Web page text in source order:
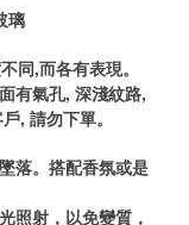
璃
同,而各有表現。
有氣孔, 深淺紋路,
, 請勿下單。
落。搭配香氛或是
照射，以免變質，